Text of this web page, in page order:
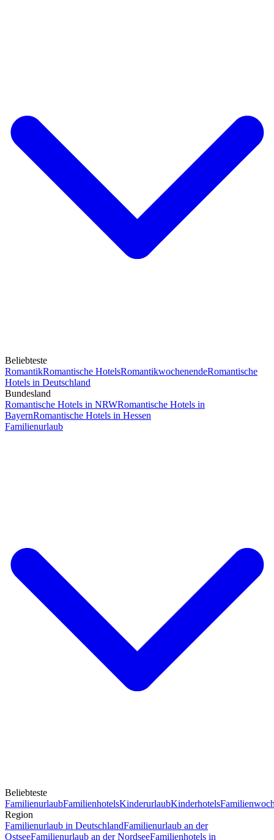
Beliebteste
RomantikRomantische HotelsRomantikwochenendeRomantische
Hotels in Deutschland
Bundesland
Romantische Hotels in NRWRomantische Hotels in
BayernRomantische Hotels in Hessen
Familienurlaub
Beliebteste
FamilienurlaubFamilienhotelsKinderurlaubKinderhotels
Region
Familienurlaub in DeutschlandFamilienurlaub an der
OstseeFamilienurlaub an der NordseeFamilienhotels in